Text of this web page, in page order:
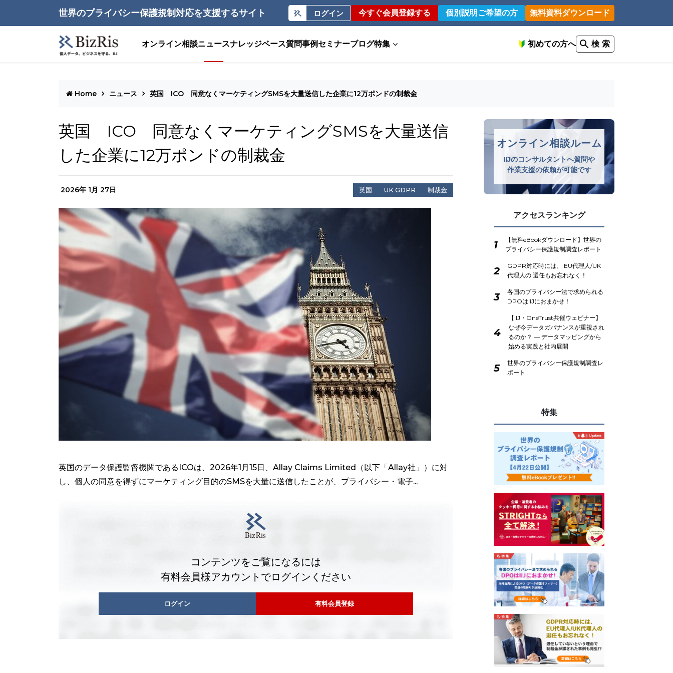
世界のプライバシー保護規制対応を支援するサイト ログイン 今すぐ会員登録する 個別説明ご希望の方 無料資料ダウンロード
オンライン相談ニュースナレッジベース質問事例 セミナーブログ特集 初めての方へ 検 索
Home ニュース 英国 ICO 同意なくマーケティングSMSを大量送信した企業に12万ポンドの制裁金
英国 ICO 同意なくマーケティングSMSを大量送信
した企業に12万ポンドの制裁金
2026年 1月 27日 英国 UK GDPR 制裁金
英国のデータ保護監督機関であるICOは、2026年1月15日、Allay Claims Limited（以下「Allay社」）に対
し、個人の同意を得ずにマーケティング目的のSMSを大量に送信したことが、プライバシー・電子...
コンテンツをご覧になるには
有料会員様アカウントでログインください
ログイン 有料会員登録
オンライン相談ルーム
IIJのコンサルタントへ質問や
作業支援の依頼が可能です
アクセスランキング
1
【無料eBookダウンロード】世界の
プライバシー保護規制調査レポート
2
GDPR対応時には、 EU代理人/UK
代理人の 選任もお忘れなく！
3
各国のプライバシー法で求められる
DPOはIIJにおまかせ！
4
【IIJ・OneTrust共催ウェビナー】
なぜ今データガバナンスが重視され
るのか？ ― データマッピングから
始める実践と社内展開
5
世界のプライバシー保護規制調査レ
ポート
特集